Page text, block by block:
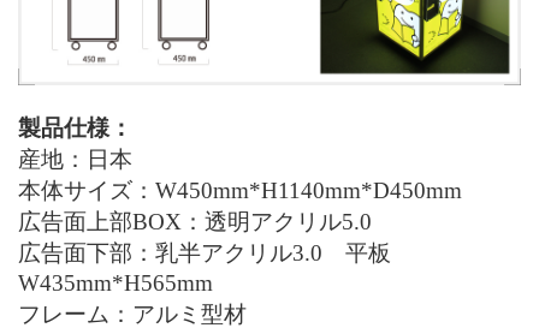
製品仕様：
産地：日本
本体サイズ： W450mm*H1140mm*D450mm
広告面上部BOX ：透明アクリル5.0
広告面下部：乳半アクリル3.0 平板
W435mm*H565mm
フレーム：アルミ型材